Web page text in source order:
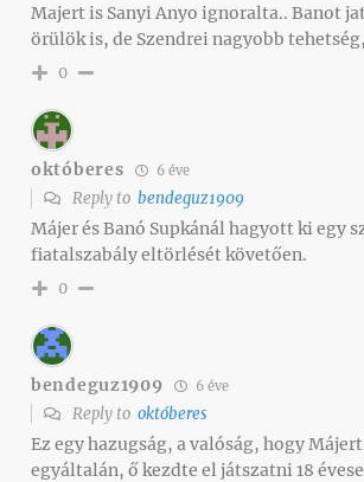
Majert is Sanyi Anyo ignoralta.. Banot
örülök is, de Szendrei nagyobb
0
októberes 6 éve
Reply to bendeguz1909
Májer és Banó Supkánál hagyott ki egy
fiatalszabály eltörlését követően.
0
bendeguz1909 6 éve
Reply to októberes
Ez egy hazugság, a valóság, hogy
egyáltalán, ő kezdte el játszatni 18